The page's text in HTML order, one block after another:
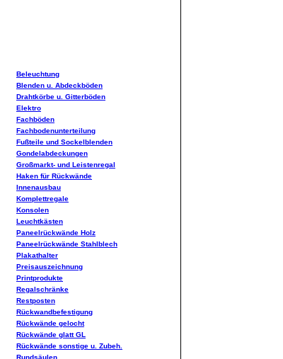
Beleuchtung
Blenden u. Abdeckböden
Drahtkörbe u. Gitterböden
Elektro
Fachböden
Fachbodenunterteilung
Fußteile und Sockelblenden
Gondelabdeckungen
Großmarkt- und Leistenregal
Haken für Rückwände
Innenausbau
Komplettregale
Konsolen
Leuchtkästen
Paneelrückwände Holz
Paneelrückwände Stahlblech
Plakathalter
Preisauszeichnung
Printprodukte
Regalschränke
Restposten
Rückwandbefestigung
Rückwände gelocht
Rückwände glatt GL
Rückwände sonstige u. Zubeh.
Rundsäulen